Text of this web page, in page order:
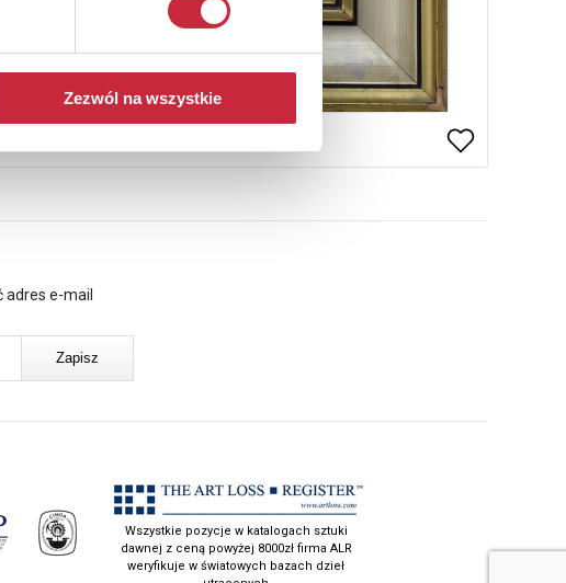
Zezwól na wszystkie
e-mail
Wszystkie pozycje w katalogach sztuki
dawnej z ceną powyżej 8000zł firma ALR
weryfikuje w światowych bazach dzieł